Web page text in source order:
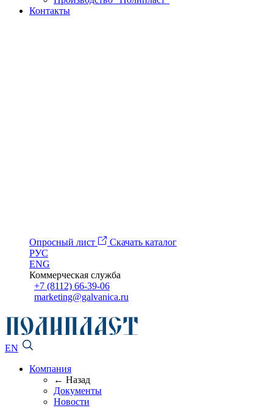
Контакты
Опросный лист
Скачать каталог
РУС
ENG
Коммерческая служба
+7 (8112) 66-39-06
marketing@galvanica.ru
EN
Компания
← Назад
Документы
Новости